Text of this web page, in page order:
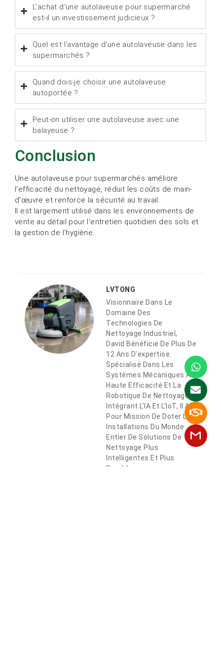
L'achat d'une autolaveuse pour supermarché
est-il un investissement judicieux ?
Quel est l'avantage d'une autolaveuse dans les
supermarchés ?
Quand dois-je choisir une autolaveuse
autoportée ?
Peut-on utiliser une autolaveuse avec une
balayeuse ?
Conclusion
Une autolaveuse pour supermarchés améliore
l'efficacité du nettoyage, réduit les coûts de main-
d'œuvre et renforce la sécurité au travail.
Il est largement utilisé dans les environnements de
vente au détail pour l'entretien quotidien des sols et
la gestion de l'hygiène.
LVTONG
Visionnaire Dans Le
Domaine Des
Technologies De
Nettoyage Industriel,
David Bénéficie De Plus De
12 Ans D'expertise.
Spécialisé Dans Les
Systèmes Mécaniques À
Haute Efficacité Et La
Robotique De Nettoyage
Intégrant L'IA Et L'IoT, Il A
Pour Mission De Doter Les
Installations Du Monde
Entier De Solutions De
Nettoyage Plus
Intelligentes Et Plus
Durables.